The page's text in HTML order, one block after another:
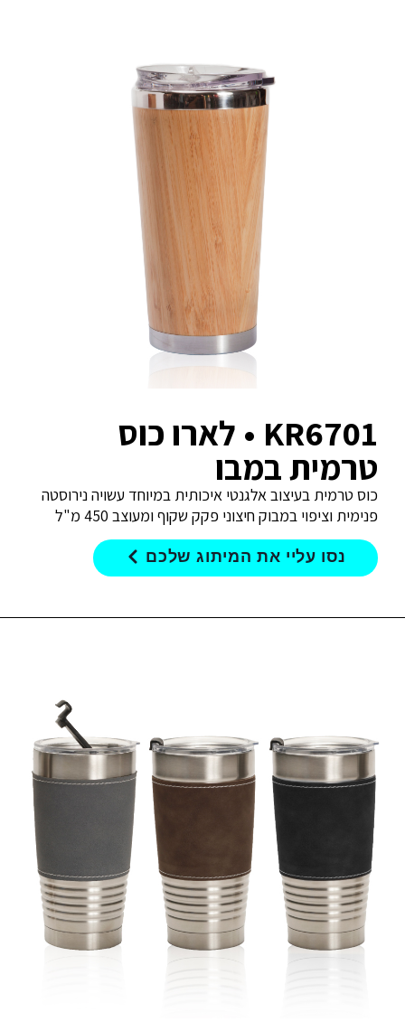
KR6701 • לארו כוס
טרמית במבו
כוס טרמית בעיצוב אלגנטי איכותית במיוחד עשויה נירוסטה
פנימית וציפוי במבוק חיצוני פקק שקוף ומעוצב 450 מ"ל
נסו עליי את המיתוג שלכם